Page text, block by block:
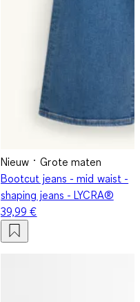
Nieuw
Grote maten
Bootcut jeans - mid waist -
shaping jeans - LYCRA®
39,99 €